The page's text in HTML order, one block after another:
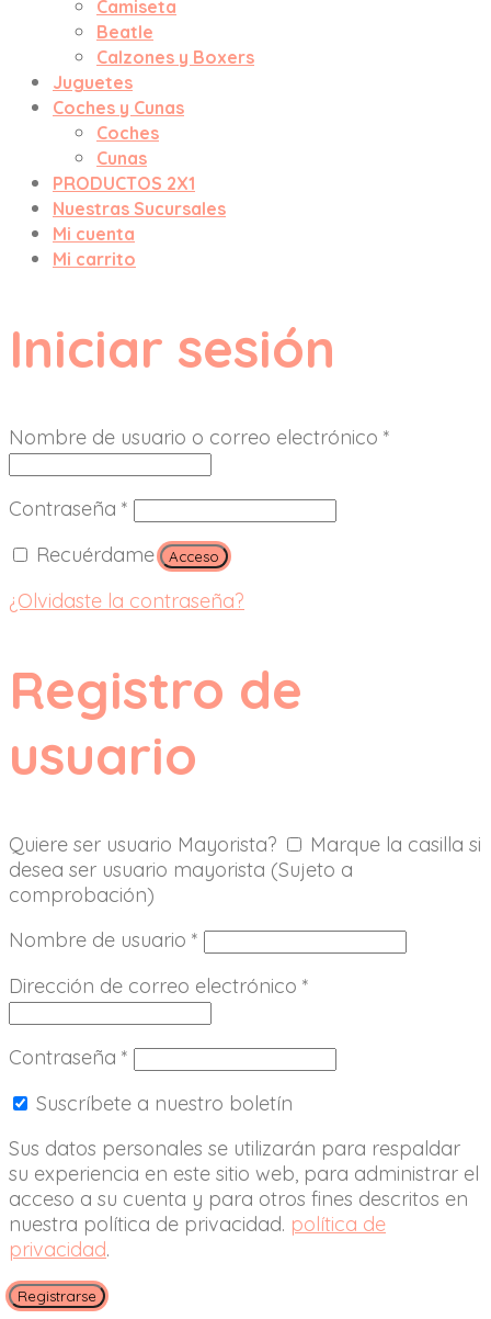
Camiseta
Beatle
Calzones y Boxers
Juguetes
Coches y Cunas
Coches
Cunas
PRODUCTOS 2X1
Nuestras Sucursales
Mi cuenta
Mi carrito
Iniciar sesión
Nombre de usuario o correo electrónico *
Contraseña *
Recuérdame
Acceso
¿Olvidaste la contraseña?
Registro de
usuario
Quiere ser usuario Mayorista?
Marque la casilla si
desea ser usuario mayorista (Sujeto a
comprobación)
Nombre de usuario *
Dirección de correo electrónico *
Contraseña *
Suscríbete a nuestro boletín
Sus datos personales se utilizarán para respaldar
su experiencia en este sitio web, para administrar el
acceso a su cuenta y para otros fines descritos en
nuestra política de privacidad. política de
privacidad.
Registrarse